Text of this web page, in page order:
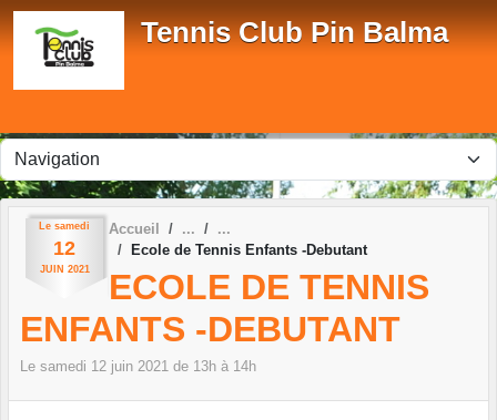
Tennis Club Pin Balma
Le samedi
12
JUIN 2021
Accueil
Ecole de Tennis Enfants -Debutant
ECOLE DE TENNIS
ENFANTS -DEBUTANT
Le samedi 12 juin 2021 de 13h à 14h
Panneau de gestion des cookies